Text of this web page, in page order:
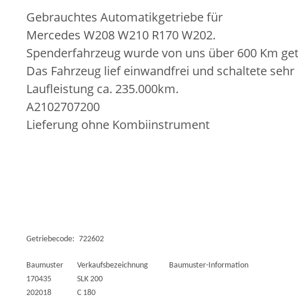
Gebrauchtes Automatikgetriebe für
Mercedes W208 W210 R170 W202.
Spenderfahrzeug wurde von uns über 600 Km
Das Fahrzeug lief einwandfrei und schaltete sehr
Laufleistung ca. 235.000km.
A2102707200
Lieferung ohne Kombiinstrument
Getriebecode: 722602
Baumuster Verkaufsbezeichnung
Baumuster-Information
170435
SLK 200
202018
C 180